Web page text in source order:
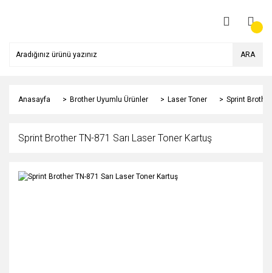
ARA
Anasayfa Brother Uyumlu Ürünler Laser Toner Sprint
Sprint Brother TN-871 Sarı Laser Toner Kartuş